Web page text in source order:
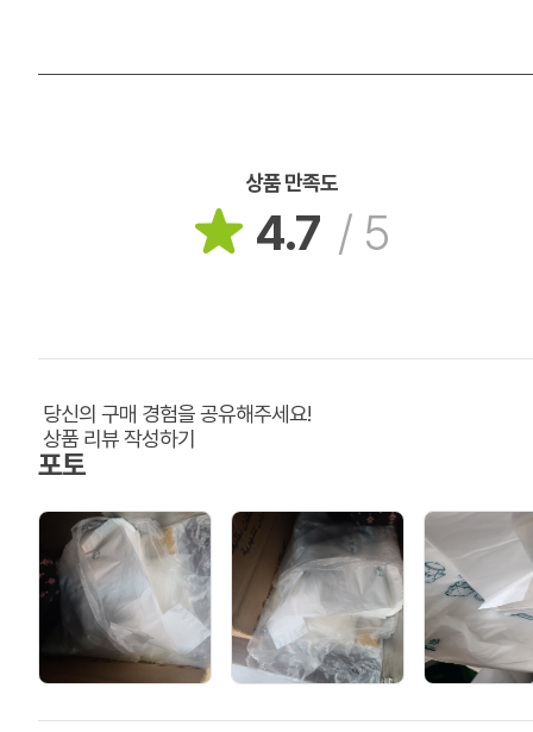
상품 만족도
4.7 / 5
당신의 구매 경험을 공유해주세요!
상품 리뷰 작성하기
포토